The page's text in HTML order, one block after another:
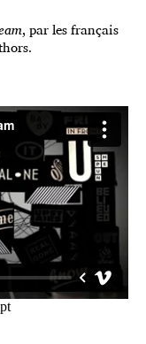
, par les français